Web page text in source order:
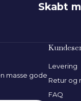
Skabt
masse gode
Levering
Retur og
FAQ